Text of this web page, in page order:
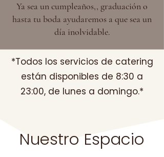
Ya sea un cumpleaños,, graduación o
hasta tu boda ayudaremos a que sea un
día inolvidable.
*Todos los servicios de catering
están disponibles de 8:30 a
23:00, de lunes a domingo.*
Nuestro Espacio